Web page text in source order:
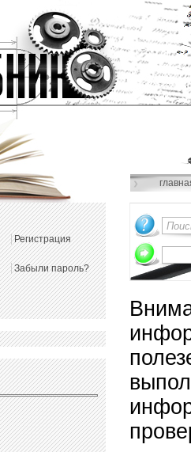
Регистрация
Забыли пароль?